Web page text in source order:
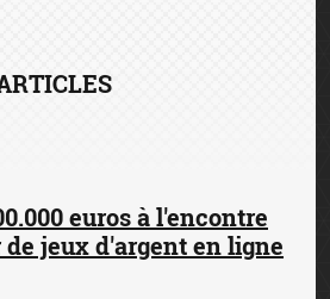
euros à l'encontre
jeux d'argent en ligne